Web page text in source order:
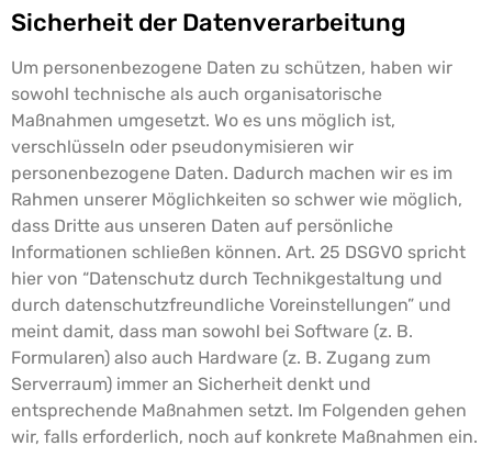
Sicherheit der Datenverarbeitung
Um personenbezogene Daten zu schützen, haben wir
sowohl technische als auch organisatorische
Maßnahmen umgesetzt. Wo es uns möglich ist,
verschlüsseln oder pseudonymisieren wir
personenbezogene Daten. Dadurch machen wir es im
Rahmen unserer Möglichkeiten so schwer wie möglich,
dass Dritte aus unseren Daten auf persönliche
Informationen schließen können. Art. 25 DSGVO spricht
hier von “Datenschutz durch Technikgestaltung und
durch datenschutzfreundliche Voreinstellungen” und
meint damit, dass man sowohl bei Software (z. B.
Formularen) also auch Hardware (z. B. Zugang zum
Serverraum) immer an Sicherheit denkt und
entsprechende Maßnahmen setzt. Im Folgenden gehen
wir, falls erforderlich, noch auf konkrete Maßnahmen ein.